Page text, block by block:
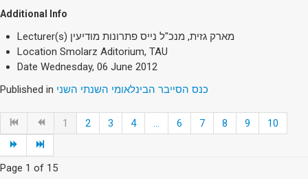
Additional Info
Lecturer(s) מארק גזית, מנכ"ל נייס פתרונות מודיעין
Location Smolarz Aditorium, TAU
Date Wednesday, 06 June 2012
Published in כנס הסייבר הבינלאומי השנתי השני
1 2 3 4 ... 6 7 8 9 10
Page 1 of 15